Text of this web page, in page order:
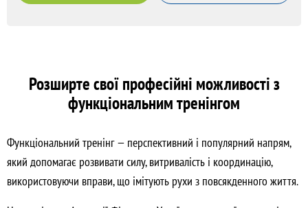
Розширте свої професійні можливості з
функціональним тренінгом
Функціональний тренінг — перспективний і популярний напрям,
який допомагає розвивати силу, витривалість і координацію,
використовуючи вправи, що імітують рухи з повсякденного життя.